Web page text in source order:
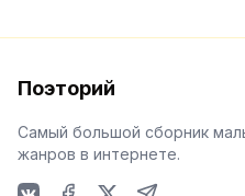
Поэторий
Самый большой сборник
жанров в интернете.